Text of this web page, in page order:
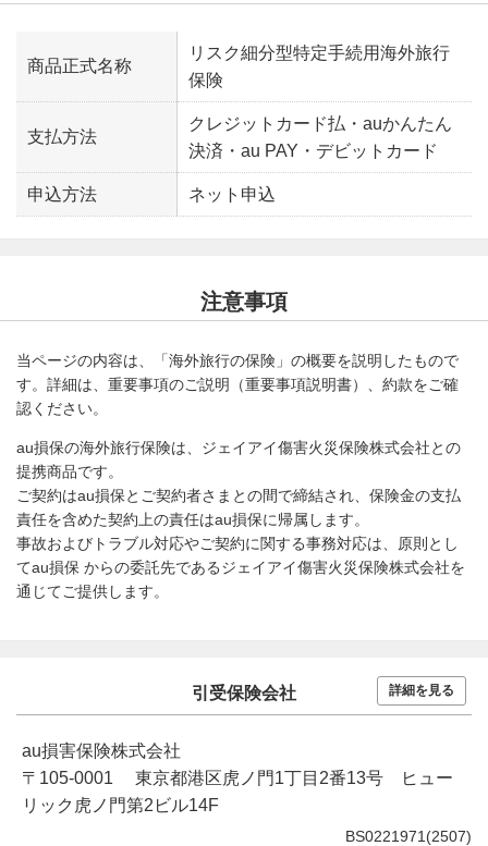
商品正式名称
リスク細分型特定手続用海外旅行
保険
支払方法
クレジットカード払・auかんたん
決済・au PAY・デビットカード
申込方法 ネット申込
注意事項
当ページの内容は、「海外旅行の保険」の概要を説明したもので
す。詳細は、重要事項のご説明（重要事項説明書）、約款をご確
認ください。
au損保の海外旅行保険は、ジェイアイ傷害火災保険株式会社との
提携商品です。
ご契約はau損保とご契約者さまとの間で締結され、保険金の支払
責任を含めた契約上の責任はau損保に帰属します。
事故およびトラブル対応やご契約に関する事務対応は、原則とし
てau損保 からの委託先であるジェイアイ傷害火災保険株式会社を
通じてご提供します。
引受保険会社 詳細を見る
au損害保険株式会社
〒105-0001 東京都港区虎ノ門1丁目2番13号 ヒュー
リック虎ノ門第2ビル14F
BS0221971(2507)